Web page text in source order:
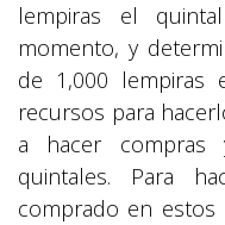
lempiras el
momento, y
de 1,000 lempiras
recursos para
a hacer
quintales. Para
comprado en estos